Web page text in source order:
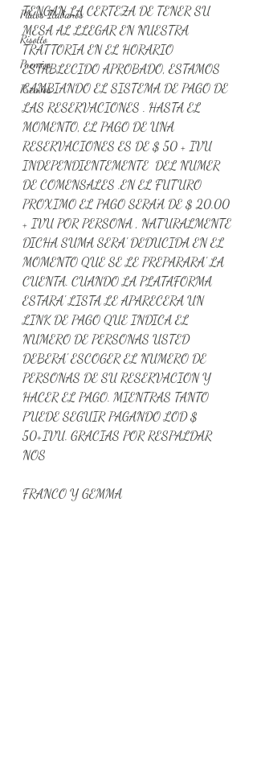
Platos Italianos
Risotto
Premios
Premios
TENGAN LA CERTEZA DE TENER SU
MESA AL LLEGAR EN NUESTRA
TRATTORIA EN EL HORARIO
ESTABLECIDO APROBADO, ESTAMOS
CAMBIANDO EL SISTEMA DE PAGO DE
LAS RESERVACIONES . HASTA EL
MOMENTO, EL PAGO DE UNA
RESERVACIONES ES DE $ 50 + IVU
INDEPENDIENTEMENTE  DEL NUMER
DE COMENSALES .EN EL FUTURO
PROXIMO EL PAGO SERA'A DE $ 20.00
+ IVU POR PERSONA , NATURALMENTE
DICHA SUMA SERA' DEDUCIDA EN EL
MOMENTO QUE SE LE PREPARARA' LA
CUENTA. CUANDO LA PLATAFORMA
ESTARA' LISTA LE APARECERA UN
LINK DE PAGO QUE INDICA EL
NUMERO DE PERSONAS USTED
DEBERA' ESCOGER EL NUMERO DE
PERSONAS DE SU RESERVACION Y
HACER EL PAGO. MIENTRAS TANTO
PUEDE SEGUIR PAGANDO LOD $
50+IVU. GRACIAS POR RESPALDAR
NOS
FRANCO Y GEMMA